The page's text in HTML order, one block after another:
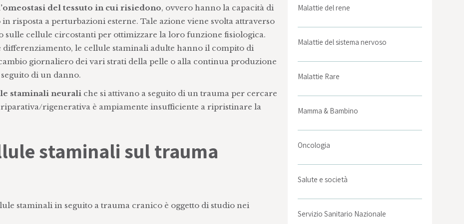
del tessuto in cui risiedono, ovvero hanno la capacità di
risposta a perturbazioni esterne. Tale azione viene svolta attraverso
sulle cellule circostanti per ottimizzare la loro funzione fisiologica.
le cellule staminali adulte hanno il compito di
giornaliero dei vari strati della pelle o alla continua produzione
di un danno.
staminali neurali che si attivano a seguito di un trauma per cercare
rigenerativa è ampiamente insufficiente a ripristinare la
staminali sul trauma
staminali in seguito a trauma cranico è oggetto di studio nei
Malattie del rene
Malattie del sistema nervoso
Malattie Rare
Mamma & Bambino
Oncologia
Salute e società
Servizio Sanitario Nazionale